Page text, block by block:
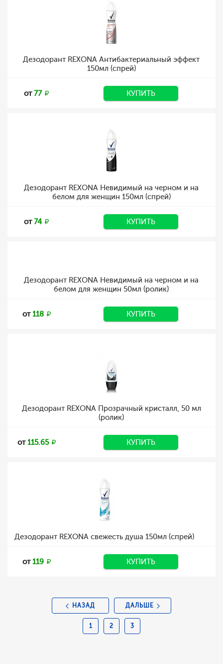
Дезодорант REXONA Антибактериальный эффект
150мл (спрей)
от77 КУПИТЬ
Дезодорант REXONA Невидимый на черном и на
белом для женщин 150мл (спрей)
от74 КУПИТЬ
Дезодорант REXONA Невидимый на черном и на
белом для женщин 50мл (ролик)
от118 КУПИТЬ
Дезодорант REXONA Прозрачный кристалл, 50 мл
(ролик)
от115.65 КУПИТЬ
Дезодорант REXONA свежесть душа 150мл (спрей)
от119 КУПИТЬ
НАЗАД
1 2 3
ДАЛЬШЕ